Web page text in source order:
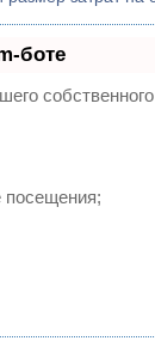
боте
посещения;